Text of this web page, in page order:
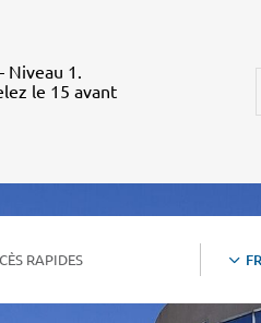
Niveau 1.
le 15 avant
RAPIDES FR